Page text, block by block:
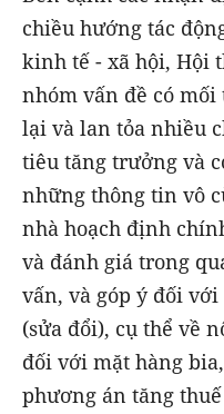
chiều hướng tác
kinh tế - xã hội, Hội
nhóm vấn đề có
lại và lan tỏa nhiều
tiêu tăng trưởng và
những thông tin vô
nhà hoạch định
và đánh giá trong
vấn, và góp ý đối
(sửa đổi), cụ thể về
đối với mặt hàng
phương án tăng